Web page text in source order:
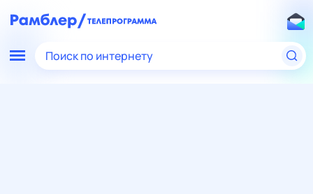
Поиск по интернету